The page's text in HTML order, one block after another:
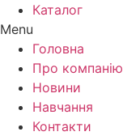
Каталог
Menu
Головна
Про компанію
Новини
Навчання
Контакти